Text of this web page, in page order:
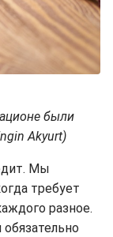
были
Akyurt)
Мы
требует
разное.